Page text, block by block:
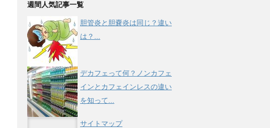
週間人気記事一覧
胆管炎と胆嚢炎は同じ？違い
は？...
デカフェって何？ノンカフェ
インとカフェインレスの違い
を知って...
サイトマップ